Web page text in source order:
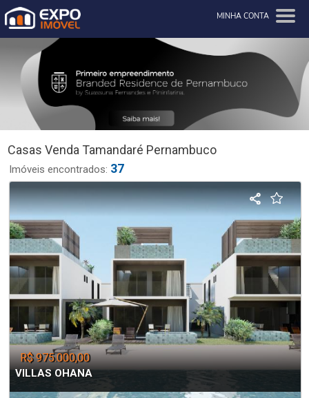
MINHA CONTA
Casas Venda Tamandaré Pernambuco
Imóveis encontrados: 37
R$ 975.000,00
VILLAS OHANA